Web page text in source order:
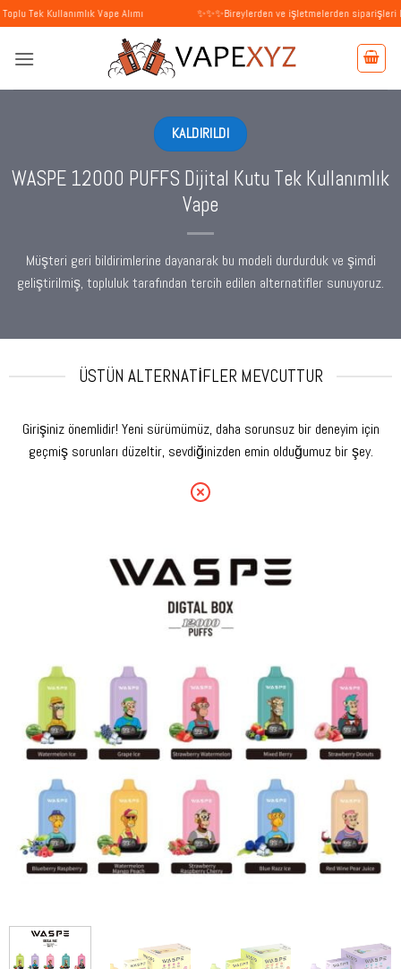
İçeriğe
atla
Vape Alımı ✨✨✨Bireylerden ve işletmelerden siparişleri kabul
KALDIRILDI
WASPE 12000 PUFFS Dijital Kutu Tek Kullanımlık
Vape
Müşteri geri bildirimlerine dayanarak bu modeli durdurduk ve şimdi
geliştirilmiş, topluluk tarafından tercih edilen alternatifler sunuyoruz.
ÜSTÜN ALTERNATIFLER MEVCUTTUR
Girişiniz önemlidir! Yeni sürümümüz, daha sorunsuz bir deneyim için
geçmiş sorunları düzeltir, sevdiğinizden emin olduğumuz bir şey.